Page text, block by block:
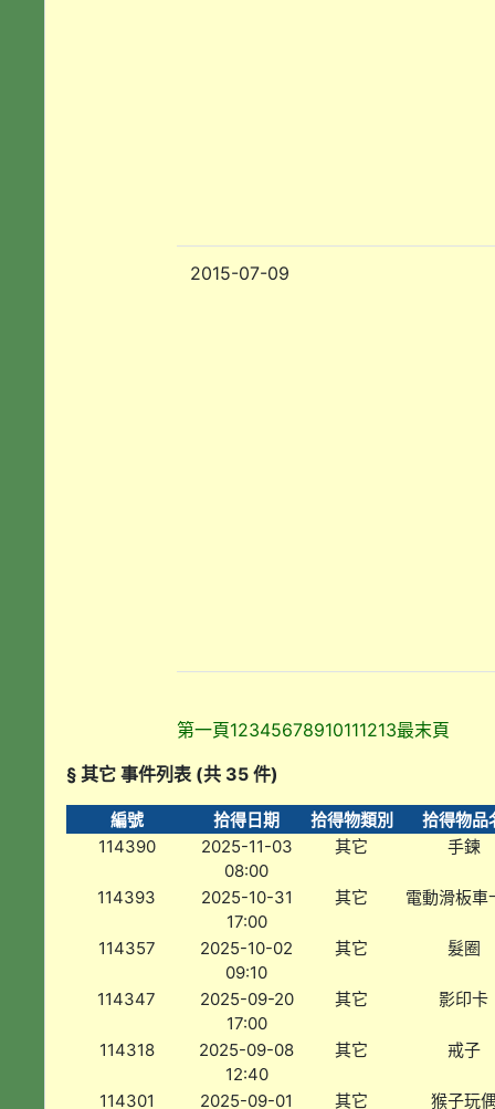
2015-07-09
第一頁12345678910111213最末頁
§ 其它 事件列表 (共 35 件)
編號 拾得日期 拾得物類別
拾得物品
114390
2025-11-03
08:00
其它 手鍊
114393
2025-10-31
17:00
其它 電動滑板車
114357
2025-10-02
09:10
其它 髮圈
114347
2025-09-20
17:00
其它 影印卡
114318
2025-09-08
12:40
其它 戒子
114301
2025-09-01
其它 猴子玩